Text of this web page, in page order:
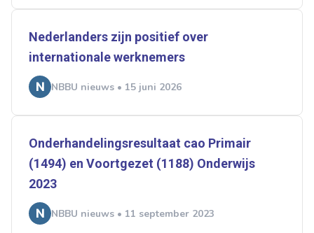
Nederlanders zijn positief over
internationale werknemers
NBBU nieuws • 15 juni 2026
Onderhandelingsresultaat cao Primair
(1494) en Voortgezet (1188) Onderwijs
2023
NBBU nieuws • 11 september 2023